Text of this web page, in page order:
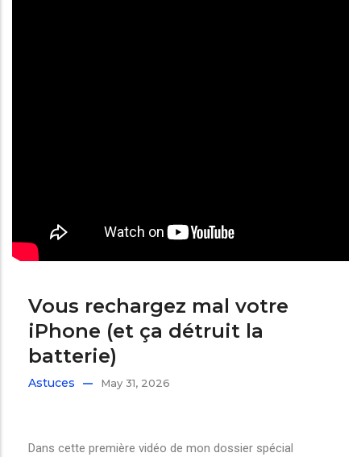
Vous rechargez mal votre
iPhone (et ça détruit la
batterie)
Astuces May 31, 2026
Dans cette première vidéo de mon dossier spécial